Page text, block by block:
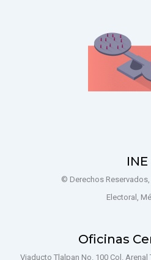
INE
© Derechos
Electoral,
Oficinas
Viaducto Tlalpan No. 100 Col.